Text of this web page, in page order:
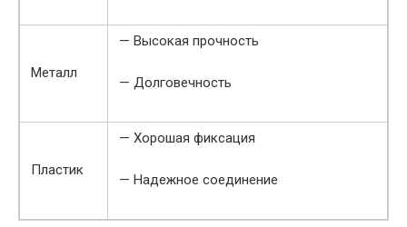
Металл
— Высокая прочность
— Долговечность
Пластик
— Хорошая фиксация
— Надежное соединение